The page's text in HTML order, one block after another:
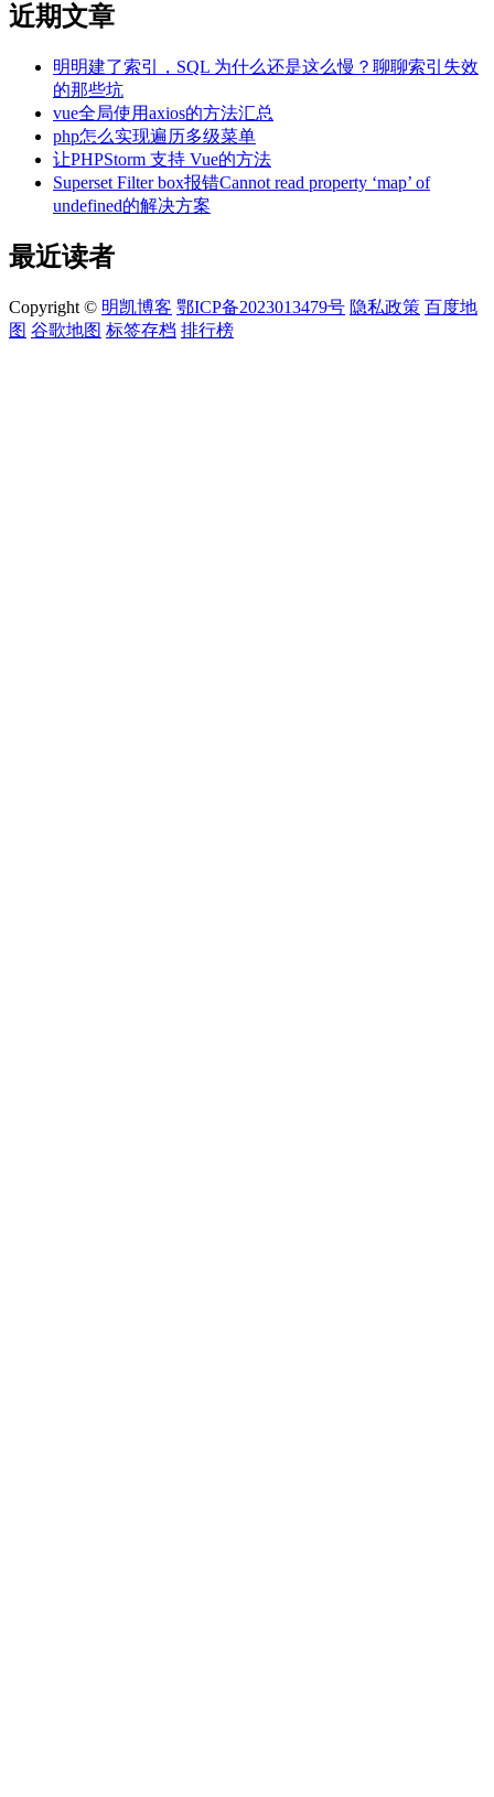
近期文章
明明建了索引，SQL 为什么还是这么慢？聊聊索引失效
的那些坑
vue全局使用axios的方法汇总
php怎么实现遍历多级菜单
让PHPStorm 支持 Vue的方法
Superset Filter box报错Cannot read property ‘map’ of
undefined的解决方案
最近读者
Copyright © 明凯博客 鄂ICP备2023013479号 隐私政策 百度地
图 谷歌地图 标签存档 排行榜